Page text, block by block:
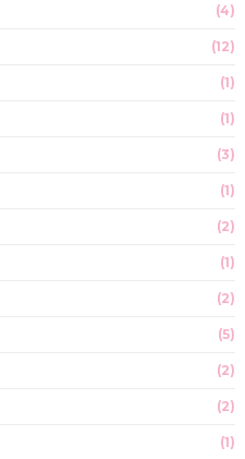
(4)
(12)
(1)
(1)
(3)
(1)
(2)
(1)
(2)
(5)
(2)
(2)
(1)